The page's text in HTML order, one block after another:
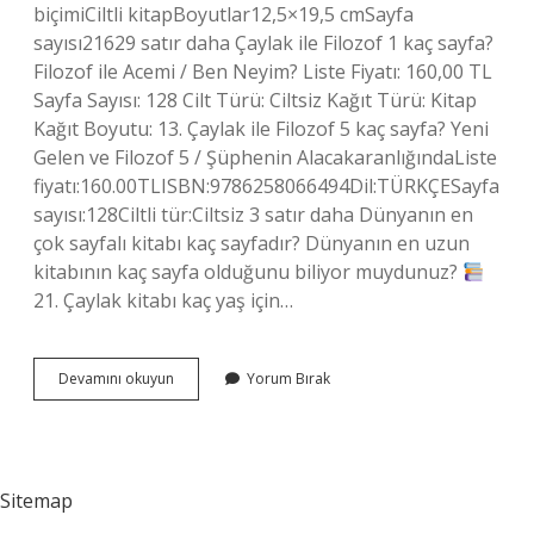
biçimiCiltli kitapBoyutlar12,5×19,5 cmSayfa
sayısı21629 satır daha Çaylak ile Filozof 1 kaç sayfa?
Filozof ile Acemi / Ben Neyim? Liste Fiyatı: 160,00 TL
Sayfa Sayısı: 128 Cilt Türü: Ciltsiz Kağıt Türü: Kitap
Kağıt Boyutu: 13. Çaylak ile Filozof 5 kaç sayfa? Yeni
Gelen ve Filozof 5 / Şüphenin AlacakaranlığındaListe
fiyatı:160.00TLISBN:9786258066494Dil:TÜRKÇESayfa
sayısı:128Ciltli tür:Ciltsiz 3 satır daha Dünyanın en
çok sayfalı kitabı kaç sayfadır? Dünyanın en uzun
kitabının kaç sayfa olduğunu biliyor muydunuz?
21. Çaylak kitabı kaç yaş için…
Devamını okuyun
Cadı
Yorum Bırak
Sitemap